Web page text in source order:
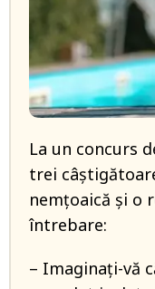
La un concurs
trei
nemțoaică și o
întrebare:
– Imaginați-vă